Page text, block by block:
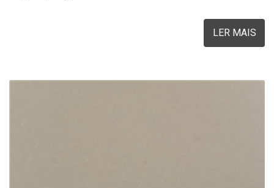
LER MAIS